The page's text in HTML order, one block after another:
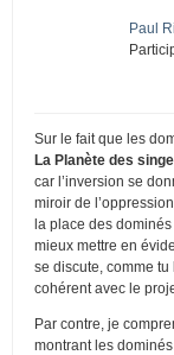
Paul
Sur le fait que les
La Planète des
car l’inversion se
miroir de
la place des
mieux mettre en
se discute, comme tu
cohérent avec le
Par contre, je
montrant les